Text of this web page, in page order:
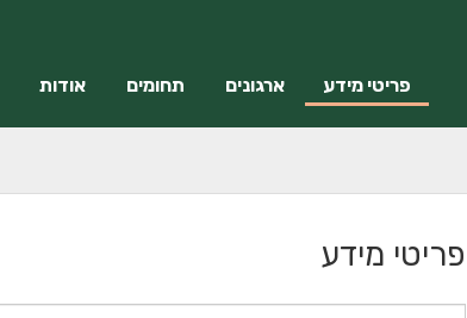
פריטי מידע ארגונים תחומים אודות
פריטי מידע